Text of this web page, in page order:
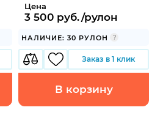
Цена
3 500 руб./рулон
НАЛИЧИЕ: 30 РУЛОН
Заказ в 1 клик
В корзину